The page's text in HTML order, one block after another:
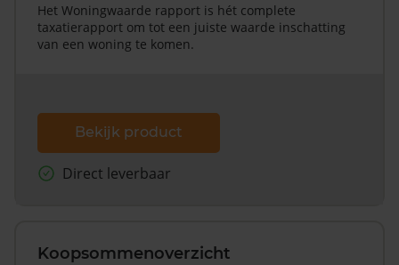
Het Woningwaarde rapport is hét complete
taxatierapport om tot een juiste waarde inschatting
van een woning te komen.
Bekijk product
Direct leverbaar
Koopsommenoverzicht